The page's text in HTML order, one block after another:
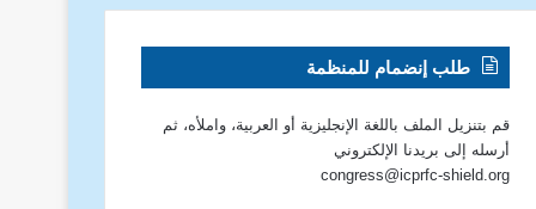
طلب إنضمام للمنظمة
قم بتنزيل الملف باللغة الإنجليزية أو العربية، واملأه، ثم
أرسله إلى بريدنا الإلكتروني
congress@icprfc-shield.org